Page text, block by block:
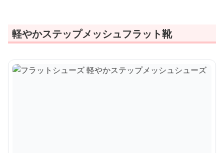
軽やかステップメッシュフラット靴